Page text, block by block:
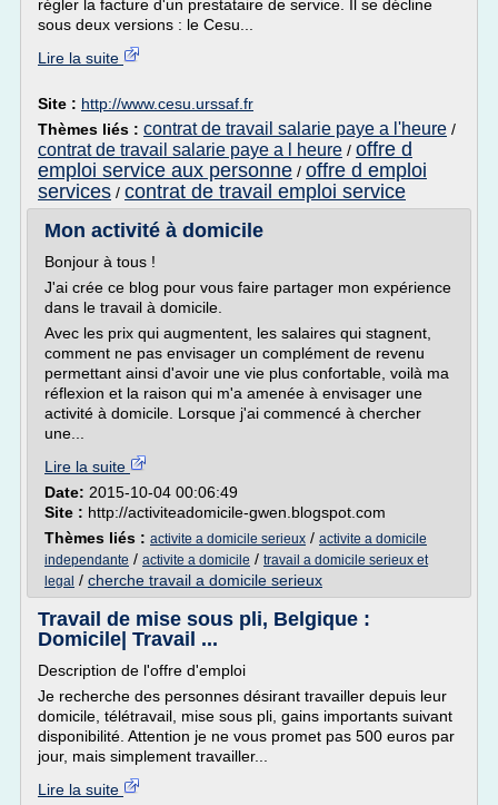
régler la facture d'un prestataire de service. Il se décline
sous deux versions : le Cesu...
Lire la suite
Site : http://www.cesu.urssaf.fr
Thèmes liés : contrat de travail salarie paye a l'heure /
contrat de travail salarie paye a l heure / offre d
emploi service aux personne / offre d emploi
services / contrat de travail emploi service
Mon activité à domicile
Bonjour à tous !
J'ai crée ce blog pour vous faire partager mon expérience
dans le travail à domicile.
Avec les prix qui augmentent, les salaires qui stagnent,
comment ne pas envisager un complément de revenu
permettant ainsi d'avoir une vie plus confortable, voilà ma
réflexion et la raison qui m'a amenée à envisager une
activité à domicile. Lorsque j'ai commencé à chercher
une...
Lire la suite
Date: 2015-10-04 00:06:49
Site : http://activiteadomicile-gwen.blogspot.com
Thèmes liés : activite a domicile serieux / activite a domicile
independante / activite a domicile / travail a domicile serieux et
legal / cherche travail a domicile serieux
Travail de mise sous pli, Belgique :
Domicile| Travail ...
Description de l'offre d'emploi
Je recherche des personnes désirant travailler depuis leur
domicile, télétravail, mise sous pli, gains importants suivant
disponibilité. Attention je ne vous promet pas 500 euros par
jour, mais simplement travailler...
Lire la suite